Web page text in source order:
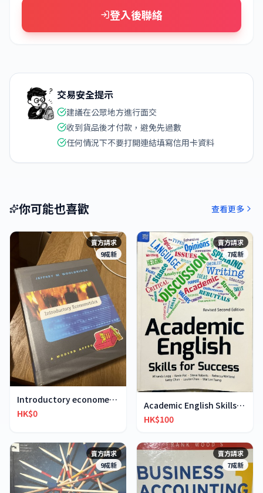
登入後聯絡
交易安全提示
建議在公眾地方進行面交
收到貨品後才付款，避免先過數
任何情況下不要打開連結填寫信用卡資料
你可能也喜歡 查看更多
賣方請求
9成新
Introductory econometrics
HK$0
賣方請求
7成新
Academic English Skills for Success (2nd Edition)
HK$100
賣方請求
9成新
賣方請求
7成新